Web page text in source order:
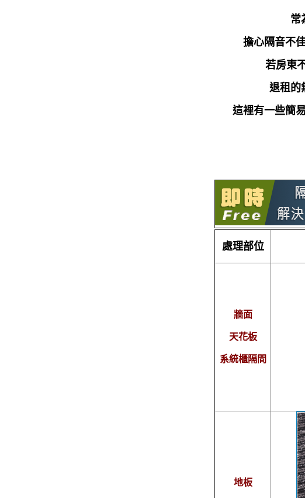
常
擔心隔音不
若房東
退租的
這裡有一些簡
處理部位
牆面
天花板
系統櫃隔間
地板